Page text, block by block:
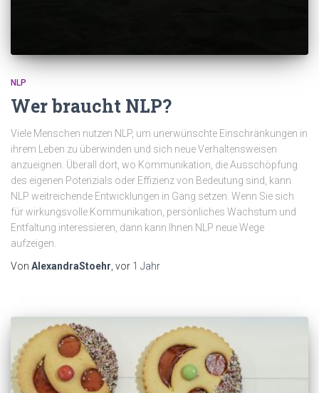
NLP
Wer braucht NLP?
Viele Menschen nutzen NLP, um unerwünschte Einschränkungen in
ihrem Leben zu überwinden und sich neue Verhaltensweisen
anzueignen. Überall dort, wo Kommunikation, die Ausschöpfung
des eigenen Potenzials oder Effizienz von Bedeutung sind, kann
NLP weitreichende Entwicklungen in Gang setzen. Wenn Sie sich
für wirkungsvolle Kommunikation, persönliches Wachstum und
Entfaltung interessieren, dann kann Ihnen NLP neue Wege
aufzeigen.
Von AlexandraStoehr , vor 1 Jahr